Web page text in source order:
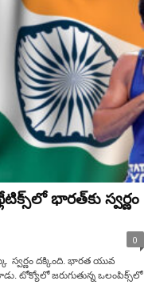
భార‌త్‌కు స్వ‌ర్ణం
0
స్వ‌ర్ణం ద‌క్కింది. భార‌త యువ
టోక్యోలో జ‌రుగుతున్న ఒలంపిక్స్‌లో